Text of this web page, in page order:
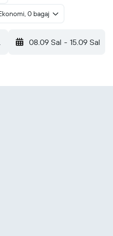
0 bagaj
08.09 Sal - 15.09 Sal